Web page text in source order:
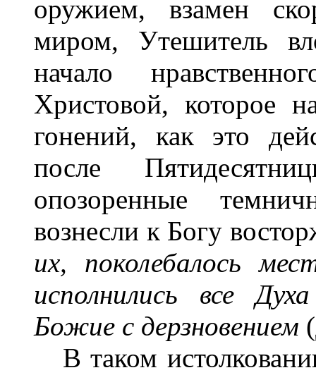
оружием, взамен
миром, Утешитель
начало
Христовой, которое
гонений, как это
после
опозоренные
вознесли к Богу
их, поколебалось
исполнились все
Божие с дерзновением
В таком